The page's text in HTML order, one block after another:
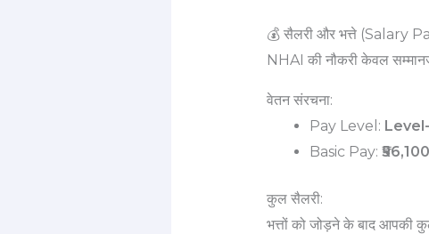
💰 सैलरी और भत्ते (Salary
NHAI की नौकरी केवल
वेतन संरचना:
Pay Level:
Basic Pay:
कुल सैलरी:
भत्तों को जोड़ने के बाद आपकी